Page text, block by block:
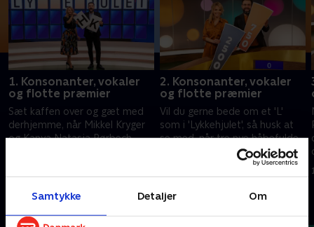
Samtykke Detaljer Om
1. Konsonanter, vokaler
og flotte præmier
Sæt kaffen over og gæt med
derhjemme, når Mikkel Kryger
og Kanya Natasja Rørbech
2. Konsonanter, vokaler
og flotte præmier
Vil du gerne bede om et 'L'
som i 'Lykkehjulet', så husk at
se med, når tre nye håbefulde
ordknusere står klar til at dyste
Andre så også